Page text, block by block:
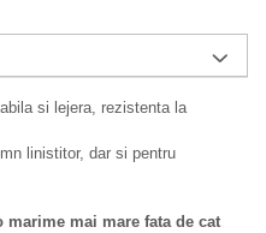
si lejera, rezistenta la
linistitor, dar si pentru
marime mai mare fata de cat